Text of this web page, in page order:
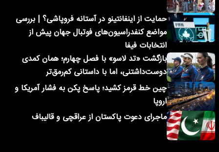
حمایت از اینفانتینو در آستانه فروپاشی؟ | بررسی
مواضع کنفدراسیون‌های فوتبال جهان پیش از
انتخابات فیفا
بازگشت «تد لاسو» با فصل چهارم؛ همان کمدی
دوست‌داشتنی، اما با داستانی کم‌رمق‌تر
چین خط قرمز کشید؛ پاسخ پکن به فشار آمریکا و
اروپا
ماجرای دعوت پاکستان از عراقچی و قالیباف